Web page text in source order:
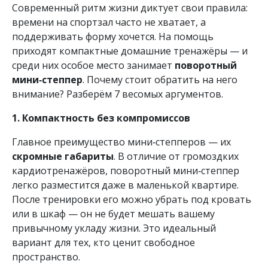
Современный ритм жизни диктует свои правила:
времени на спортзал часто не хватает, а
поддерживать форму хочется. На помощь
приходят компактные домашние тренажёры — и
среди них особое место занимает поворотный
мини‑степпер. Почему стоит обратить на него
внимание? Разберём 7 весомых аргументов.
1. Компактность без компромиссов
Главное преимущество мини‑степперов — их
скромные габариты. В отличие от громоздких
кардиотренажёров, поворотный мини‑степпер
легко разместится даже в маленькой квартире.
После тренировки его можно убрать под кровать
или в шкаф — он не будет мешать вашему
привычному укладу жизни. Это идеальный
вариант для тех, кто ценит свободное
пространство.